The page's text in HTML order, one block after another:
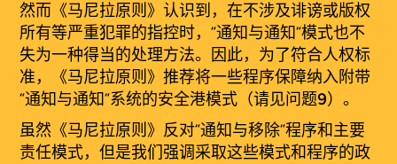
然而《马尼拉原则》认识到，在不涉及诽谤或版权
所有等严重犯罪的指控时，“通知与通知”模式也不
失为一种得当的处理方法。因此，为了符合人权标
准，《马尼拉原则》推荐将一些程序保障纳入附带
“通知与通知”系统的安全港模式（请见问题9）。
虽然《马尼拉原则》反对“通知与移除”程序和主要
责任模式，但是我们强调采取这些模式和程序的政